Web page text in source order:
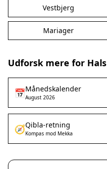
Vestbjerg
Mariager
Udforsk mere for Hals
📅Månedskalender
August 2026
🧭Qibla-retning
Kompas mod Mekka